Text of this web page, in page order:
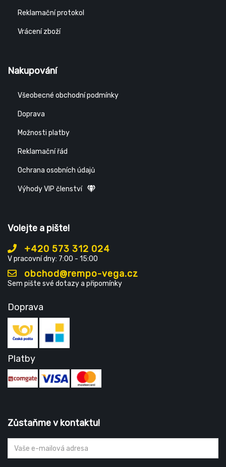
Reklamační protokol
Vrácení zboží
Nakupování
Všeobecné obchodní podmínky
Doprava
Možnosti platby
Reklamační řád
Ochrana osobních údajů
Výhody VIP členství
Volejte a pište!
+420 573 312 024
V pracovní dny: 7:00 - 15:00
obchod@rempo-vega.cz
Sem pište své dotazy a připomínky
Doprava
Platby
Zůstaňme v kontaktu!